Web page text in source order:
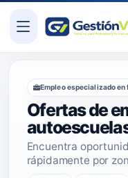
Empleo especializado
Ofertas de
Encuentra
rápidamente por